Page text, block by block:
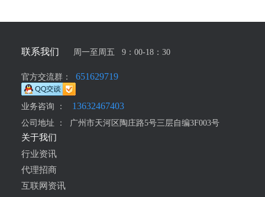
联系我们 周一至周五 9：00-18：30
官方交流群： 651629719
业务咨询 ： 13632467403
公司地址 ：
广州市天河区陶庄路5号三层自编3F003号
关于我们
行业资讯
代理招商
互联网资讯